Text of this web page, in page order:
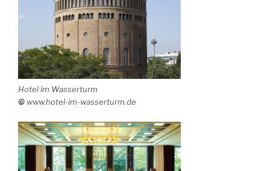
Hotel im Wasserturm
© www.hotel-im-wasserturm.de